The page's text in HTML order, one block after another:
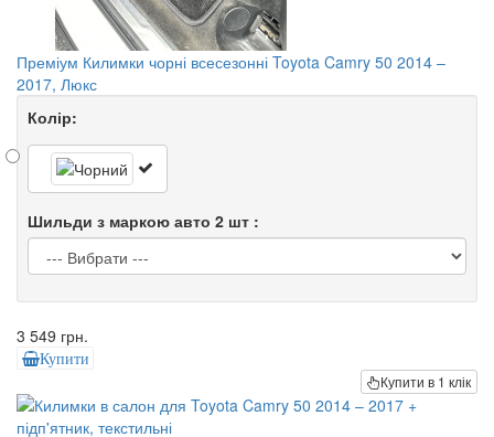
Преміум Килимки чорні всесезонні Toyota Camry 50 2014 –
2017, Люкс
Колір:
Шильди з маркою авто 2 шт :
3 549 грн.
Купити
Купити в 1 клік